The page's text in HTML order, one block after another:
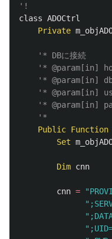
'!
class ADOCtrl
Private
'* DBに接続
'* @param[in]
'* @param[in]
'* @param[in]
'* @param[in]
'*
Public Function
Set
Dim cnn
cnn =